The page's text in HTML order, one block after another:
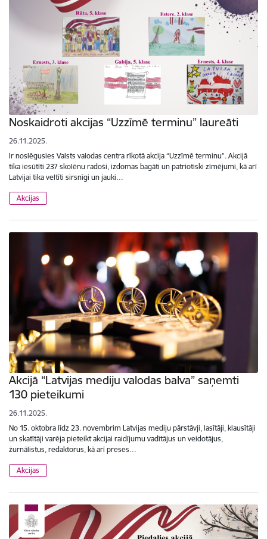
Noskaidroti akcijas “Uzzīmē terminu” laureāti
26.11.2025.
Ir noslēgusies Valsts valodas centra rīkotā akcija “Uzzīmē terminu”. Akcijā
tika iesūtīti 237 skolēnu radoši, izdomas bagāti un patriotiski zīmējumi, kā arī
Latvijai tika veltīti sirsnīgi un jauki…
Akcijas
Akcijā “Latvijas mediju valodas balva” saņemti
130 pieteikumi
26.11.2025.
No 15. oktobra līdz 23. novembrim Latvijas mediju pārstāvji, lasītāji, klausītāji
un skatītāji varēja pieteikt akcijai raidījumu vadītājus un veidotājus,
žurnālistus, redaktorus, kā arī preses…
Akcijas